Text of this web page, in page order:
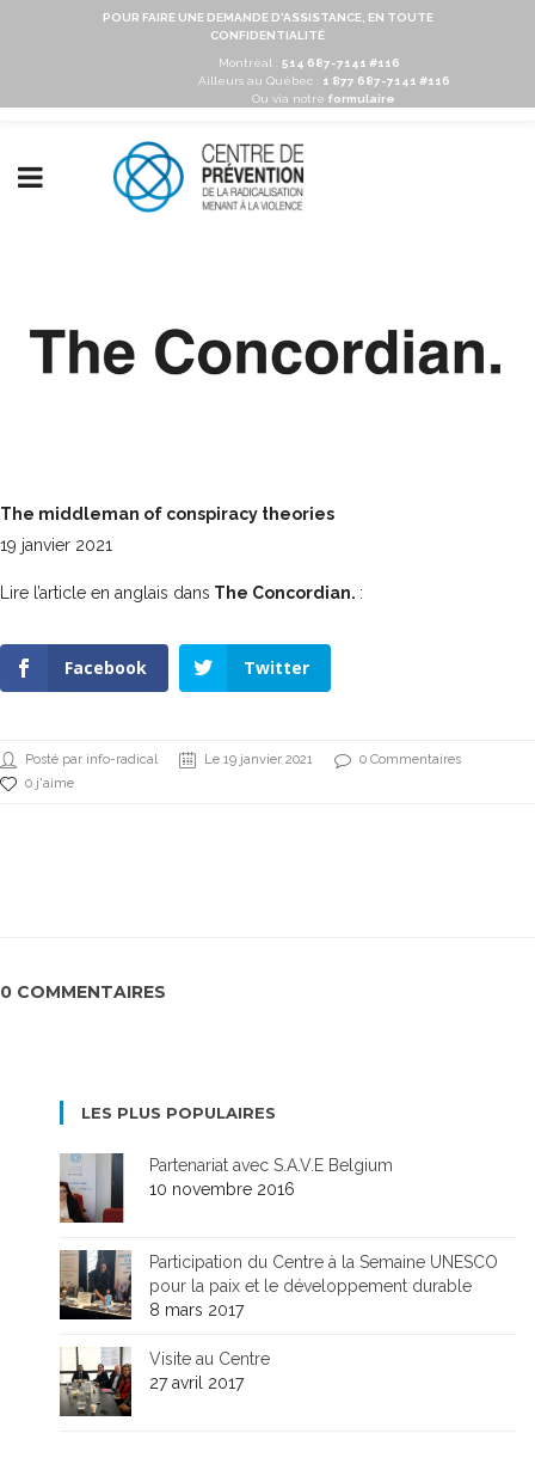
POUR FAIRE UNE DEMANDE D'ASSISTANCE, EN TOUTE
CONFIDENTIALITÉ
Montréal : 514 687-7141 #116
Ailleurs au Québec :
1 877 687-7141 #116
Ou via notre formulaire
The middleman of conspiracy theories
19 janvier 2021
Lire l’article en anglais dans The Concordian. :
Facebook Twitter
Posté par info-radical Le 19 janvier 2021
0 Commentaires
0 j'aime
0 COMMENTAIRES
LES PLUS POPULAIRES
Partenariat avec S.A.V.E Belgium
10 novembre 2016
Participation du Centre à la Semaine UNESCO
pour la paix et le développement durable
8 mars 2017
Visite au Centre
27 avril 2017